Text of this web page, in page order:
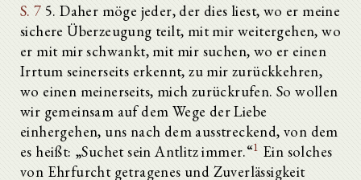
S. 7 5. Daher möge jeder, der dies liest, wo er meine
sichere Überzeugung teilt, mit mir weitergehen, wo
er mit mir schwankt, mit mir suchen, wo er einen
Irrtum seinerseits erkennt, zu mir zurückkehren,
wo einen meinerseits, mich zurückrufen. So wollen
wir gemeinsam auf dem Wege der Liebe
einhergehen, uns nach dem ausstreckend, von dem
es heißt: „Suchet sein Antlitz immer.“1 Ein solches
von Ehrfurcht getragenes und Zuverlässigkeit